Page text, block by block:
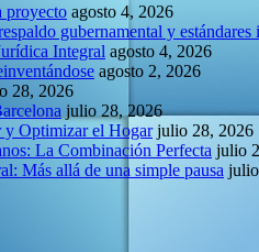
proyecto agosto 4, 2026
gubernamental y estándares
Integral agosto 4, 2026
agosto 2, 2026
28, 2026
julio 28, 2026
y Optimizar el Hogar julio 28, 2026
La Combinación Perfecta julio
Más allá de una simple pausa